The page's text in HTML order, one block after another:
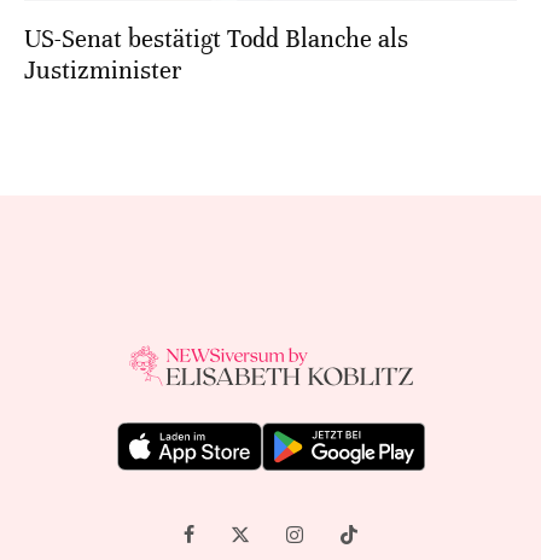
US-Senat bestätigt Todd Blanche als
Justizminister